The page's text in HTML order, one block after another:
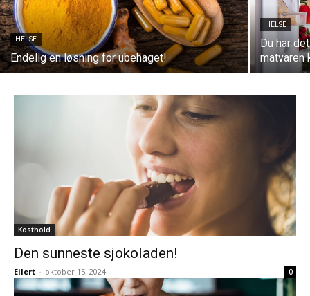
HELSE
Endelig en løsning for ubehaget!
HELSE
Du har
matvaren
Kosthold
Den sunneste sjokoladen!
Eilert - oktober 15, 2024 0